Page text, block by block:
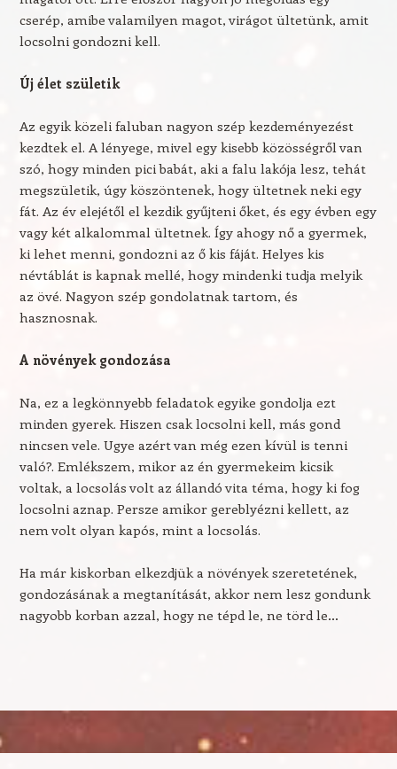
cserép, amibe valamilyen magot, virágot ültetünk, amit
locsolni gondozni kell.
Új élet születik
Az egyik közeli faluban nagyon szép kezdeményezést
kezdtek el. A lényege, mivel egy kisebb közösségről van
szó, hogy minden pici babát, aki a falu lakója lesz, tehát
megszületik, úgy köszöntenek, hogy ültetnek neki egy
fát. Az év elejétől el kezdik gyűjteni őket, és egy évben egy
vagy két alkalommal ültetnek. Így ahogy nő a gyermek,
ki lehet menni, gondozni az ő kis fáját. Helyes kis
névtáblát is kapnak mellé, hogy mindenki tudja melyik
az övé. Nagyon szép gondolatnak tartom, és
hasznosnak.
A növények gondozása
Na, ez a legkönnyebb feladatok egyike gondolja ezt
minden gyerek. Hiszen csak locsolni kell, más gond
nincsen vele. Ugye azért van még ezen kívül is tenni
való?. Emlékszem, mikor az én gyermekeim kicsik
voltak, a locsolás volt az állandó vita téma, hogy ki fog
locsolni aznap. Persze amikor gereblyézni kellett, az
nem volt olyan kapós, mint a locsolás.
Ha már kiskorban elkezdjük a növények szeretetének,
gondozásának a megtanítását, akkor nem lesz gondunk
nagyobb korban azzal, hogy ne tépd le, ne törd le…
Post navigation